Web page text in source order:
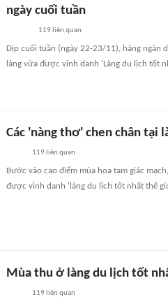
ngày cuối tuần
119 liên quan
Dịp cuối tuần (ngày 22-23/11), hàng ngàn
làng vừa được vinh danh 'Làng du lịch tốt
Các 'nàng thơ' chen chân tại
119 liên quan
Bước vào cao điểm mùa hoa tam giác
được vinh danh 'làng du lịch tốt nhất thế
Mùa thu ở làng du lịch tốt
119 liên quan